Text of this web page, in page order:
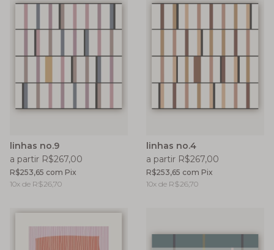
linhas no.9
a partir R$267,00
R$253,65 com Pix
10x de R$26,70
linhas no.4
a partir R$267,00
R$253,65 com Pix
10x de R$26,70